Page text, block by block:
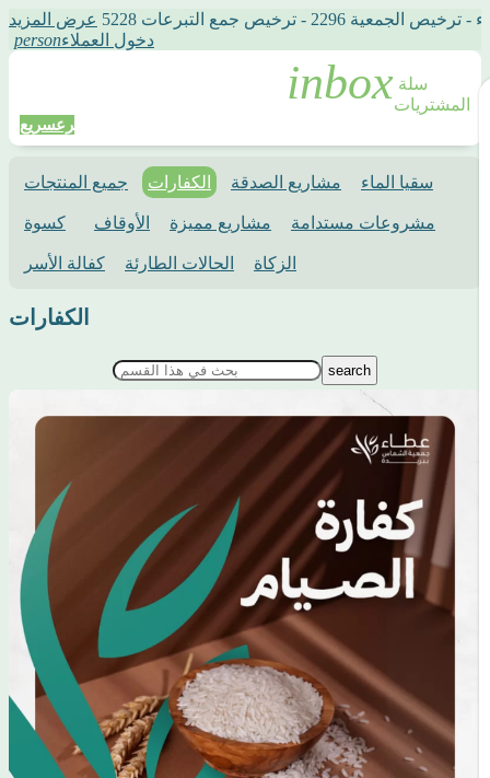
- ترخيص جمع التبرعات 5228
عرض المزيد
personدخول العملاء
سلة
المشتريات
تبرعسريع
جميع المنتجات الكفارات مشاريع الصدقة سقيا الماء
كسوة الأوقاف مشاريع مميزة مشروعات مستدامة
كفالة الأسر الحالات الطارئة الزكاة
الكفارات
search